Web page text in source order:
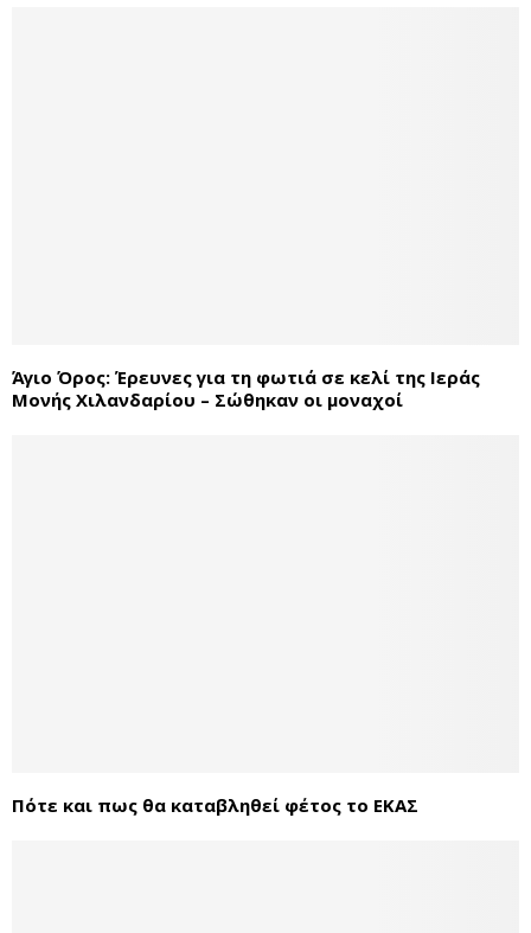
Άγιο Όρος: Έρευνες για τη φωτιά σε κελί της Ιεράς
Μονής Χιλανδαρίου – Σώθηκαν οι μοναχοί
Πότε και πως θα καταβληθεί φέτος το ΕΚΑΣ